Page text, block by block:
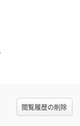
閲覧履歴の削除